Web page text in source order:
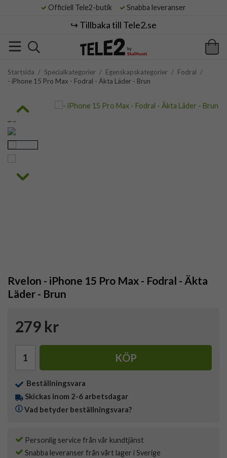
Officiell Tele2-butik Snabba leveranser
↪️ Tillbaka till Tele2.se
Startsida / Specialkategorier / Egenskapskategorier / Fodral /
- iPhone 15 Pro Max - Fodral - Äkta Läder - Brun
Rvelon - iPhone 15 Pro Max - Fodral - Äkta
Läder - Brun
279 kr
KÖP
Beställningsvara
Skickas inom 2-6 arbetsdagar
Vad betyder beställningsvara?
Personlig service från vår kundtjänst
Snabba leveranser från vårt lager i Sverige